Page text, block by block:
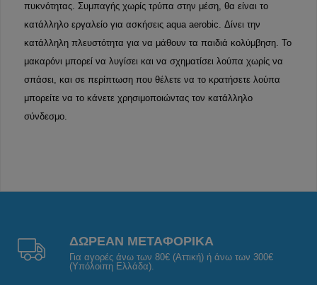
πυκνότητας. Συμπαγής χωρίς τρύπα στην μέση, θα είναι το
κατάλληλο εργαλείο για ασκήσεις aqua aerobic. Δίνει την
κατάλληλη πλευστότητα για να μάθουν τα παιδιά κολύμβηση. Το
μακαρόνι μπορεί να λυγίσει και να σχηματίσει λούπα χωρίς να
σπάσει, και σε περίπτωση που θέλετε να το κρατήσετε λούπα
μπορείτε να το κάνετε χρησιμοποιώντας τον κατάλληλο
σύνδεσμο.
ΔΩΡΕΑΝ ΜΕΤΑΦΟΡΙΚΑ
Για αγορές άνω των 80€ (Αττική) ή άνω των 300€
(Υπόλοιπη Ελλάδα).